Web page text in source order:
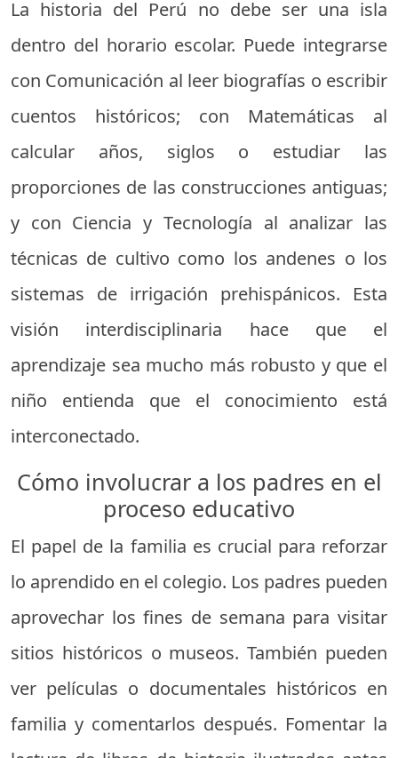
La historia del Perú no debe ser una isla
dentro del horario escolar. Puede integrarse
con Comunicación al leer biografías o escribir
cuentos históricos; con Matemáticas al
calcular años, siglos o estudiar las
proporciones de las construcciones antiguas;
y con Ciencia y Tecnología al analizar las
técnicas de cultivo como los andenes o los
sistemas de irrigación prehispánicos. Esta
visión interdisciplinaria hace que el
aprendizaje sea mucho más robusto y que el
niño entienda que el conocimiento está
interconectado.
Cómo involucrar a los padres en el
proceso educativo
El papel de la familia es crucial para reforzar
lo aprendido en el colegio. Los padres pueden
aprovechar los fines de semana para visitar
sitios históricos o museos. También pueden
ver películas o documentales históricos en
familia y comentarlos después. Fomentar la